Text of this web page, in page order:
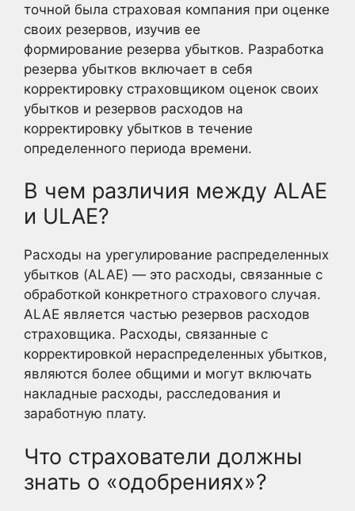
точной была страховая компания при оценке
своих резервов, изучив ее
формирование резерва убытков. Разработка
резерва убытков включает в себя
корректировку страховщиком оценок своих
убытков и резервов расходов на
корректировку убытков в течение
определенного периода времени.
В чем различия между ALAE
и ULAE?
Расходы на урегулирование распределенных
убытков (ALAE) — это расходы, связанные с
обработкой конкретного страхового случая.
ALAE является частью резервов расходов
страховщика. Расходы, связанные с
корректировкой нераспределенных убытков,
являются более общими и могут включать
накладные расходы, расследования и
заработную плату.
Что страхователи должны
знать о «одобрениях»?